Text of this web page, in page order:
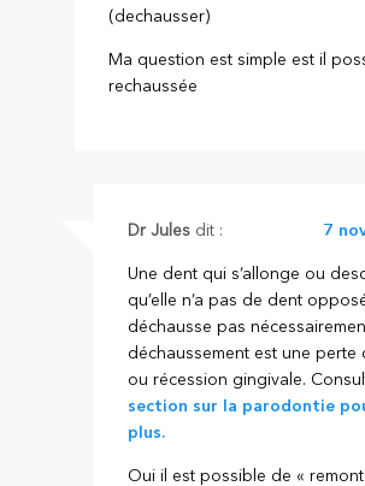
(dechausser)
Ma question est simple est il
rechaussée
Dr Jules dit : 7
Une dent qui s’allonge ou
qu’elle n’a pas de dent
déchausse pas
déchaussement est une perte
ou récession gingivale.
section sur la parodontie
plus.
Oui il est possible de «